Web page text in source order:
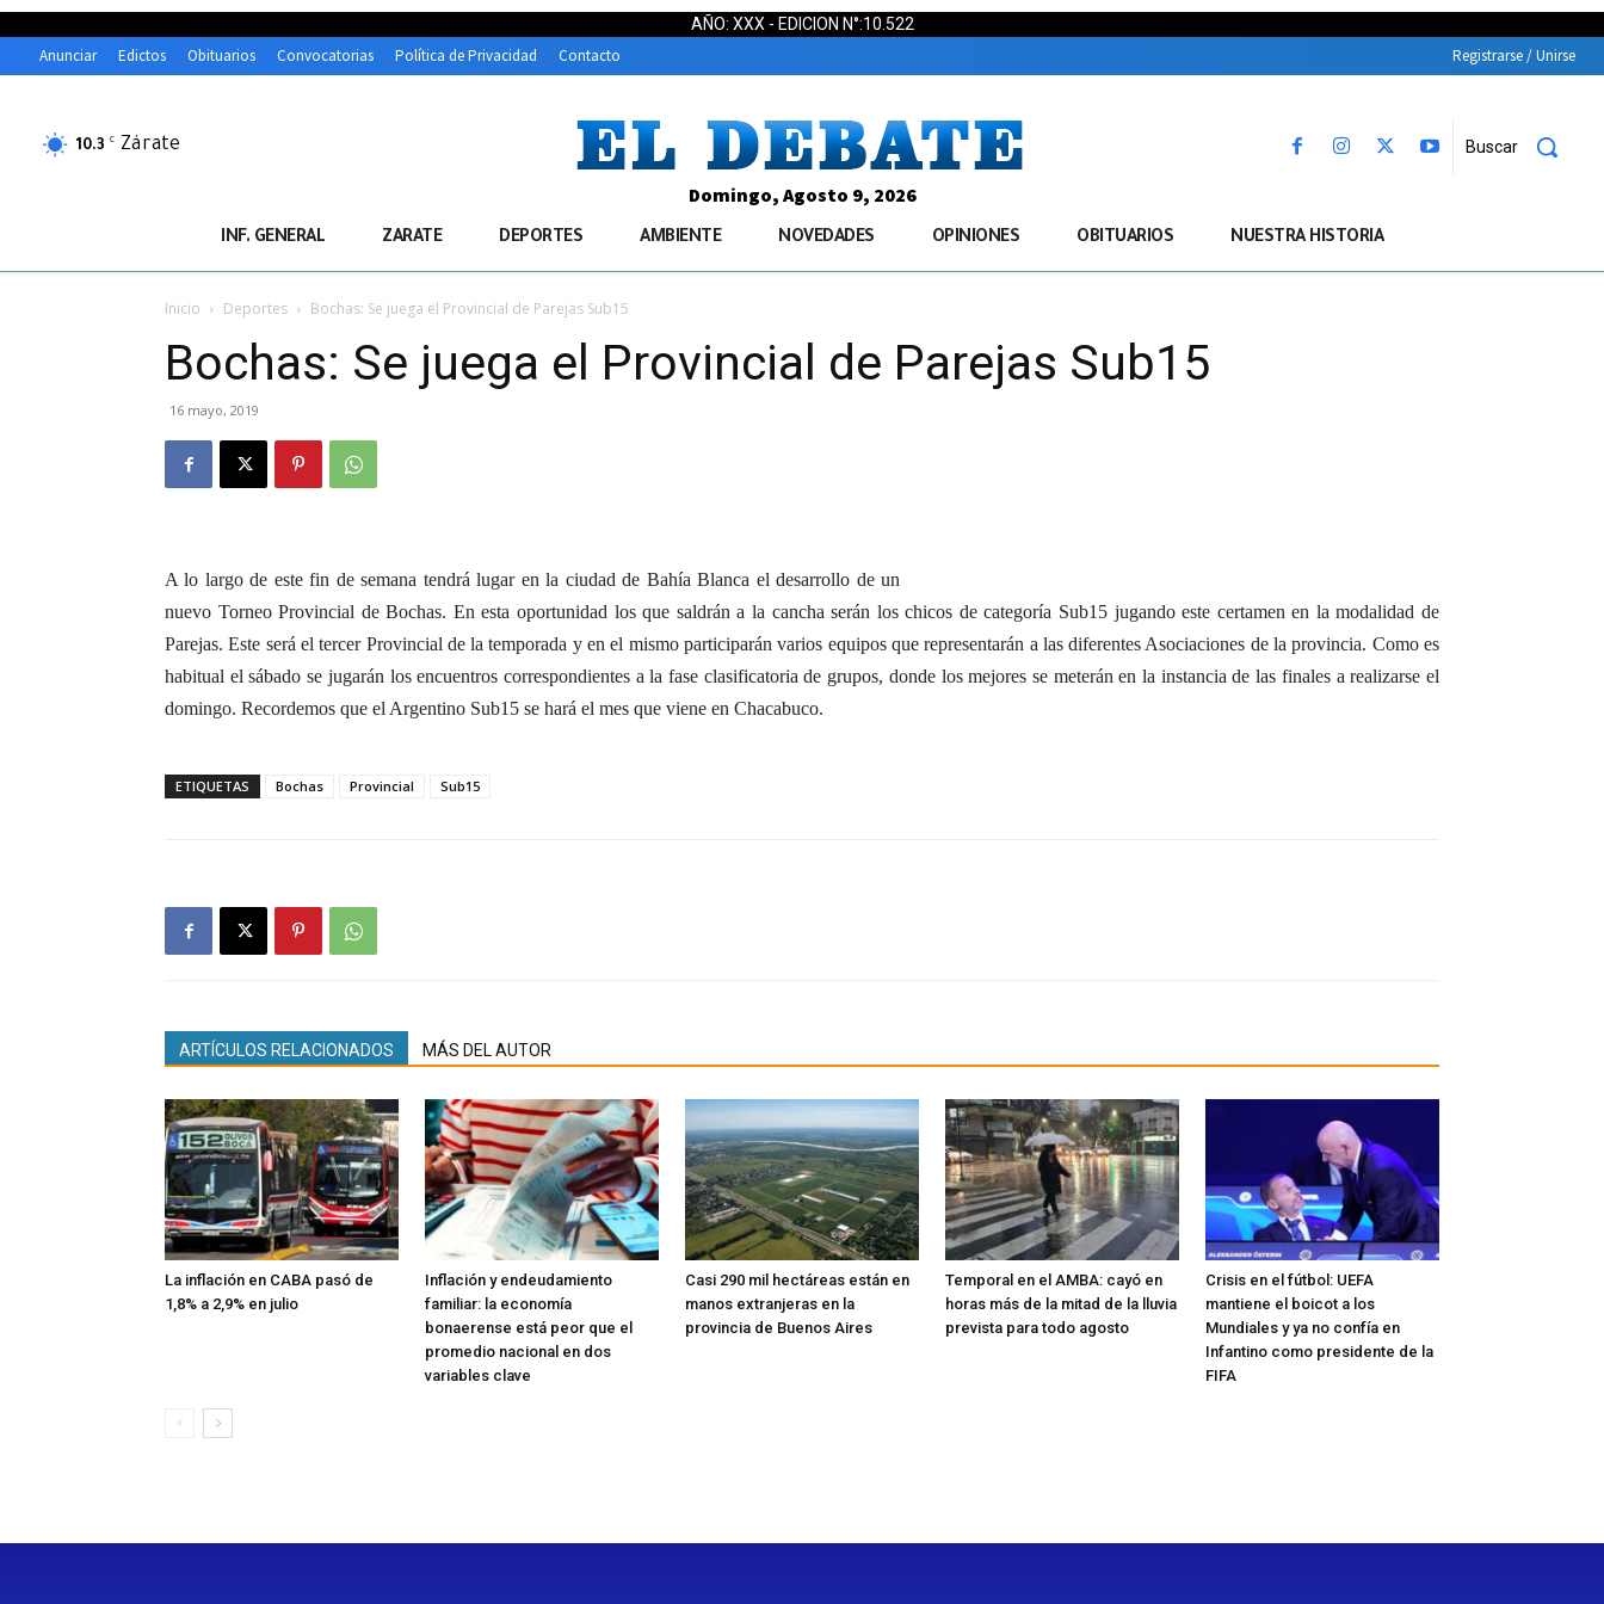
AÑO: XXX - EDICION N°:10.522
Anunciar Edictos Obituarios Convocatorias Política de Privacidad Contacto Registrarse / Unirse
10.3 C Zárate Buscar
Domingo, Agosto 9, 2026
INF. GENERAL ZARATE DEPORTES AMBIENTE NOVEDADES OPINIONES OBITUARIOS NUESTRA HISTORIA
Inicio Deportes Bochas: Se juega el Provincial de Parejas Sub15
Bochas: Se juega el Provincial de Parejas Sub15
16 mayo, 2019
A lo largo de este fin de semana tendrá lugar en la ciudad de Bahía Blanca el desarrollo de un
nuevo Torneo Provincial de Bochas. En esta oportunidad los que saldrán a la cancha serán los chicos de categoría Sub15 jugando este certamen en la modalidad de
Parejas. Este será el tercer Provincial de la temporada y en el mismo participarán varios equipos que representarán a las diferentes Asociaciones de la provincia. Como es
habitual el sábado se jugarán los encuentros correspondientes a la fase clasificatoria de grupos, donde los mejores se meterán en la instancia de las finales a realizarse el
domingo. Recordemos que el Argentino Sub15 se hará el mes que viene en Chacabuco.
ETIQUETAS Bochas Provincial Sub15
ARTÍCULOS RELACIONADOS MÁS DEL AUTOR
La inflación en CABA pasó de
1,8% a 2,9% en julio
Inflación y endeudamiento
familiar: la economía
bonaerense está peor que el
promedio nacional en dos
variables clave
Casi 290 mil hectáreas están en
manos extranjeras en la
provincia de Buenos Aires
Temporal en el AMBA: cayó en
horas más de la mitad de la lluvia
prevista para todo agosto
Crisis en el fútbol: UEFA
mantiene el boicot a los
Mundiales y ya no confía en
Infantino como presidente de la
FIFA